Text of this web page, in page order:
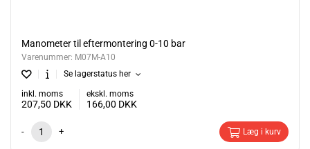
Manometer til eftermontering 0-10 bar
Varenummer: M07M-A10
Se lagerstatus her
inkl. moms
207,50 DKK
ekskl. moms
166,00 DKK
- + Læg i kurv